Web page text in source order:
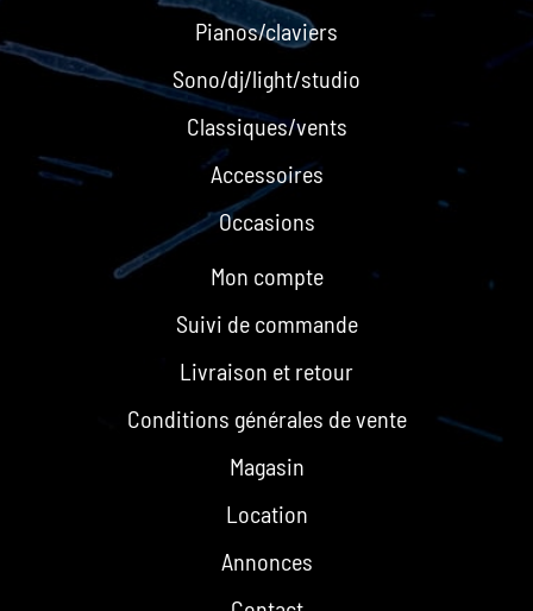
Pianos/claviers
Sono/dj/light/studio
Classiques/vents
Accessoires
Occasions
Mon compte
Suivi de commande
Livraison et retour
Conditions générales de vente
Magasin
Location
Annonces